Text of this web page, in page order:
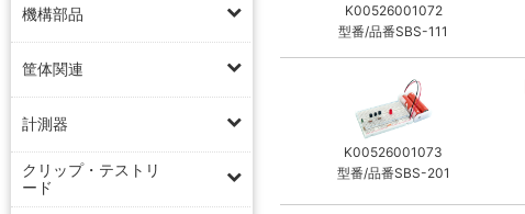
機構部品
筐体関連
計測器
クリップ・テストリ
ード
K00526001072
型番/品番SBS-111
K00526001073
型番/品番SBS-201